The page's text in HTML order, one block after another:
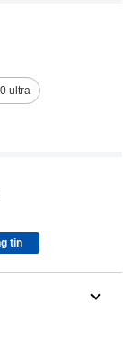
ultra
tin